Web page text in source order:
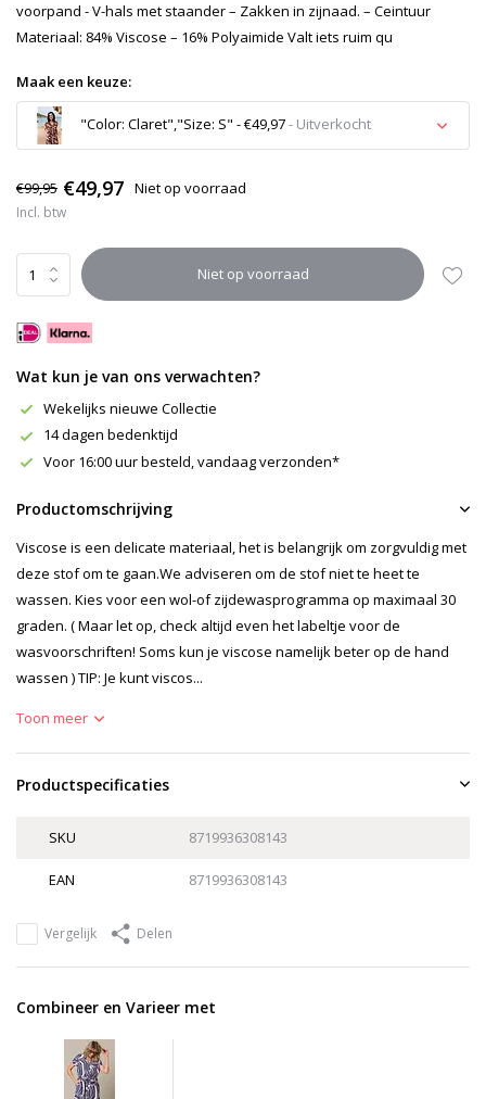
voorpand - V-hals met staander – Zakken in zijnaad. – Ceintuur
Materiaal: 84% Viscose – 16% Polyaimide Valt iets ruim qu
Maak een keuze:
"Color: Claret","Size: S" - €49,97- Uitverkocht
Uitverkocht
€99,95 €49,97 Niet op voorraad
Incl. btw
Niet op voorraad
Wat kun je van ons verwachten?
Wekelijks nieuwe Collectie
14 dagen bedenktijd
Voor 16:00 uur besteld, vandaag verzonden*
Productomschrijving
Viscose is een delicate materiaal, het is belangrijk om zorgvuldig met
deze stof om te gaan.We adviseren om de stof niet te heet te
wassen. Kies voor een wol-of zijdewasprogramma op maximaal 30
graden. ( Maar let op, check altijd even het labeltje voor de
wasvoorschriften! Soms kun je viscose namelijk beter op de hand
wassen ) TIP: Je kunt viscos...
Toon meer
Productspecificaties
SKU 8719936308143
EAN 8719936308143
Vergelijk Delen
Combineer en Varieer met